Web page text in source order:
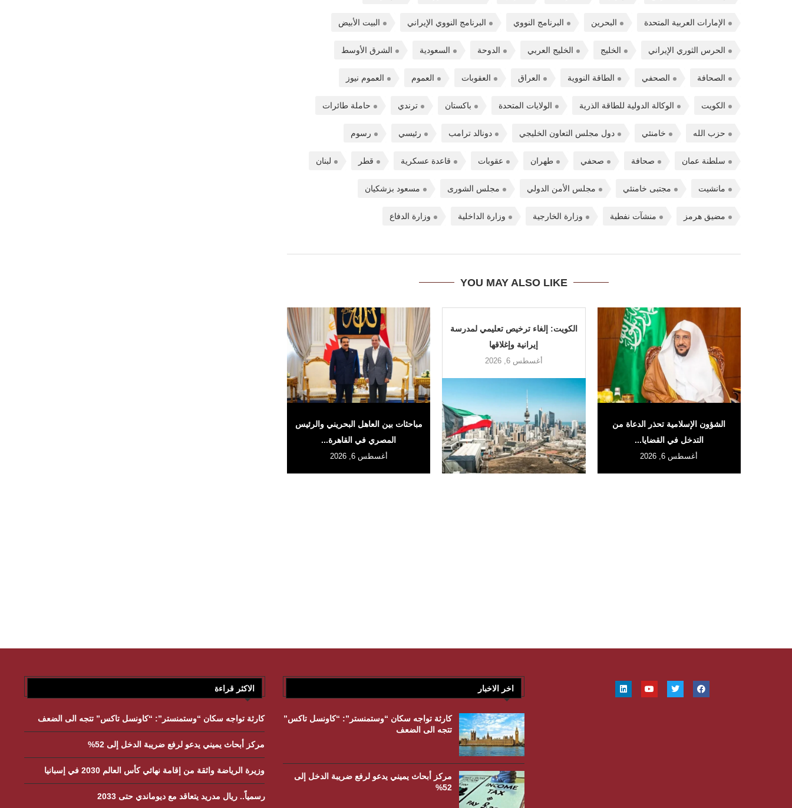
الإمارات العربية المتحدة البحرين البرنامج النووي البرنامج النووي الإيراني البيت الأبيض
الحرس الثوري الإيراني الخليج الخليج العربي الدوحة السعودية الشرق الأوسط
الصحافة الصحفي الطاقة النووية العراق العقوبات العموم العموم نيوز
الكويت الوكالة الدولية للطاقة الذرية الولايات المتحدة باكستان ترندي حاملة طائرات
حزب الله خامنئي دول مجلس التعاون الخليجي دونالد ترامب رئيسي رسوم
سلطنة عمان صحافة صحفي طهران عقوبات قاعدة عسكرية قطر لبنان
مانشيت مجتبى خامنئي مجلس الأمن الدولي مجلس الشورى مسعود بزشكيان
مضيق هرمز منشآت نفطية وزارة الخارجية وزارة الداخلية وزارة الدفاع
YOU MAY ALSO LIKE
مباحثات بين العاهل البحريني والرئيس
المصري في القاهرة...
أغسطس 6, 2026
الكويت: إلغاء ترخيص تعليمي لمدرسة
إيرانية وإغلاقها
أغسطس 6, 2026
الشؤون الإسلامية تحذر الدعاة من
التدخل في القضايا...
أغسطس 6, 2026
اخر الاخبار
كارثة تواجه سكان “وستمنستر”: “كاونسل تاكس”
تتجه الى الضعف
مركز أبحاث يميني يدعو لرفع ضريبة الدخل إلى
52%
الاكثر قراءة
كارثة تواجه سكان “وستمنستر”: “كاونسل تاكس” تتجه الى الضعف
مركز أبحاث يميني يدعو لرفع ضريبة الدخل إلى 52%
وزيرة الرياضة واثقة من إقامة نهائي كأس العالم 2030 في إسبانيا
رسمياً.. ريال مدريد يتعاقد مع ديوماندي حتى 2033